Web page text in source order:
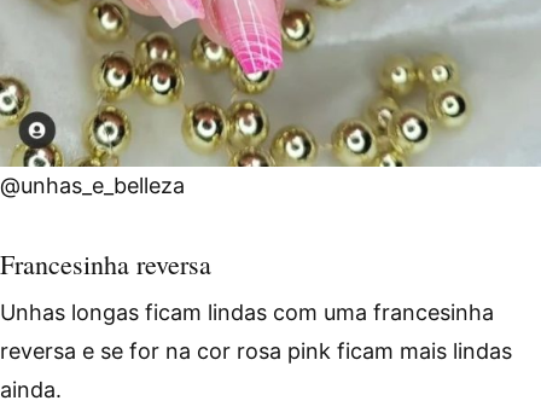
@unhas_e_belleza
Francesinha reversa
Unhas longas ficam lindas com uma francesinha
reversa e se for na cor rosa pink ficam mais lindas
ainda.